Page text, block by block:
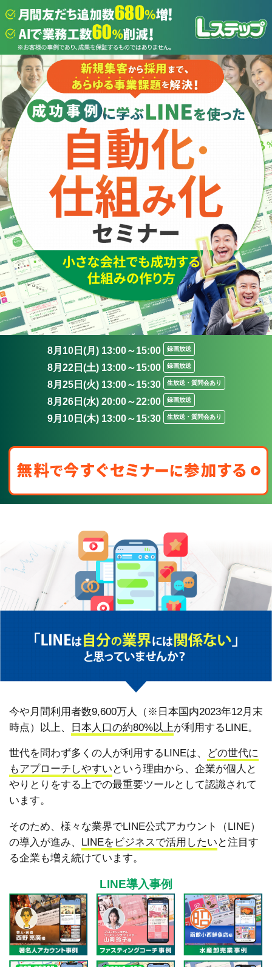
8月10日(月) 13:00～15:00 録画放送
8月22日(土) 13:00～15:00 録画放送
8月25日(火) 13:00～15:30 生放送・質問会あり
8月26日(水) 20:00～22:00 録画放送
9月10日(木) 13:00～15:30 生放送・質問会あり
今や月間利用者数9,600万人（※日本国内2023年12月末
時点）以上、
日本人口の約80%以上が利用するLINE。
世代を問わず多くの人が利用するLINEは、
どの世代に
もアプローチしやすい という理由から、企業が個人と
やりとりをする上での最重要ツールとして認識されて
います。
そのため、様々な業界でLINE公式アカウント（LINE）
の導入が進み、 LINEをビジネスで活用したい と注目す
る企業も増え続けています。
LINE導入事例